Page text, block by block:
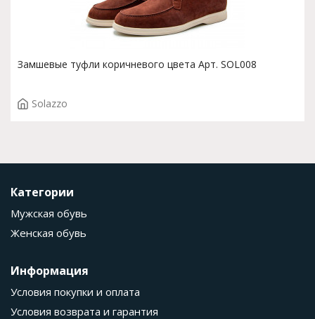
Замшевые туфли коричневого цвета Арт. SOL008
Solazzo
Категории
Мужская обувь
Женская обувь
Информация
Условия покупки и оплата
Условия возврата и гарантия